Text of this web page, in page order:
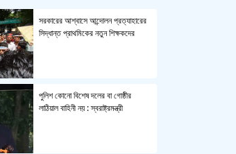
সরকারের আশ্বাসে আন্দোলন প্রত্যাহারের
সিদ্ধান্ত প্রাথমিকের নতুন শিক্ষকদের
পুলিশ কোনো বিশেষ দলের বা গোষ্ঠীর
লাঠিয়াল বাহিনী নয় : স্বরাষ্ট্রমন্ত্রী